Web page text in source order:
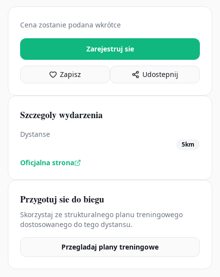
Cena zostanie podana wkrótce
Zarejestruj sie
Zapisz Udostepnij
Szczegoly wydarzenia
Dystanse
5km
Oficjalna strona
Przygotuj sie do biegu
Skorzystaj ze strukturalnego planu treningowego
dostosowanego do tego dystansu.
Przegladaj plany treningowe